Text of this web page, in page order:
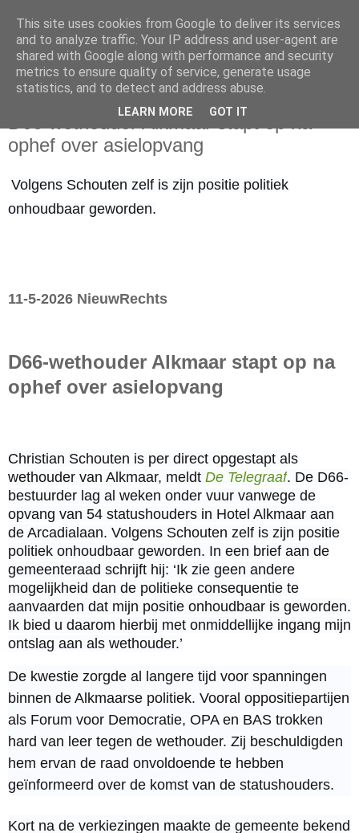
maandag 11 mei 2026
D66-wethouder Alkmaar stapt op na
ophef over asielopvang
Volgens Schouten zelf is zijn positie politiek
onhoudbaar geworden.
11-5-2026 NieuwRechts
D66-wethouder Alkmaar stapt op na
ophef over asielopvang
Christian Schouten is per direct opgestapt als
wethouder van Alkmaar, meldt De Telegraaf. De D66-
bestuurder lag al weken onder vuur vanwege de
opvang van 54 statushouders in Hotel Alkmaar aan
de Arcadialaan. Volgens Schouten zelf is zijn positie
politiek onhoudbaar geworden. In een brief aan de
gemeenteraad schrijft hij: ‘Ik zie geen andere
mogelijkheid dan de politieke consequentie te
aanvaarden dat mijn positie onhoudbaar is geworden.
Ik bied u daarom hierbij met onmiddellijke ingang mijn
ontslag aan als wethouder.’
De kwestie zorgde al langere tijd voor spanningen
binnen de Alkmaarse politiek. Vooral oppositiepartijen
als Forum voor Democratie, OPA en BAS trokken
hard van leer tegen de wethouder. Zij beschuldigden
hem ervan de raad onvoldoende te hebben
geïnformeerd over de komst van de statushouders.
Kort na de verkiezingen maakte de gemeente bekend
This site uses cookies from Google to deliver its services
and to analyze traffic. Your IP address and user-agent are
shared with Google along with performance and security
metrics to ensure quality of service, generate usage
statistics, and to detect and address abuse.
LEARN MORE GOT IT